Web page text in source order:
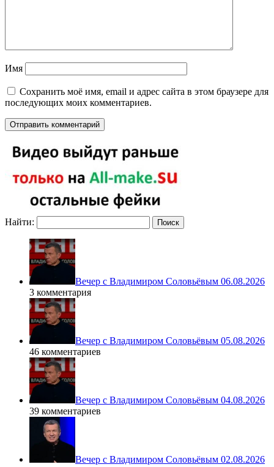
Имя
Сохранить моё имя, email и адрес сайта в этом браузере для
последующих моих комментариев.
Найти:
Вечер с Владимиром Соловьёвым 06.08.2026
3 комментария
Вечер с Владимиром Соловьёвым 05.08.2026
46 комментариев
Вечер с Владимиром Соловьёвым 04.08.2026
39 комментариев
Вечер с Владимиром Соловьёвым 02.08.2026